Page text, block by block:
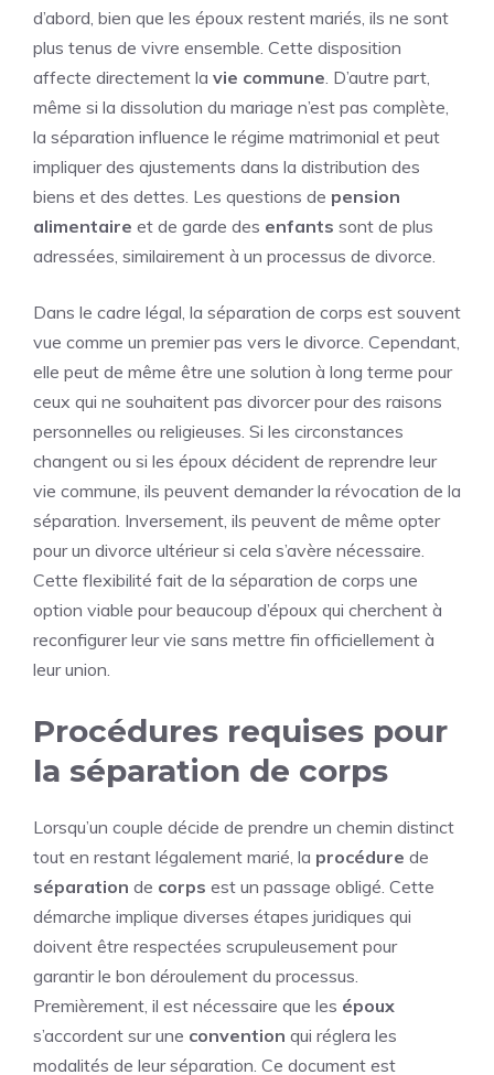
d’abord, bien que les époux restent mariés, ils ne sont
plus tenus de vivre ensemble. Cette disposition
affecte directement la vie commune. D’autre part,
même si la dissolution du mariage n’est pas complète,
la séparation influence le régime matrimonial et peut
impliquer des ajustements dans la distribution des
biens et des dettes. Les questions de pension
alimentaire et de garde des enfants sont de plus
adressées, similairement à un processus de divorce.
Dans le cadre légal, la séparation de corps est souvent
vue comme un premier pas vers le divorce. Cependant,
elle peut de même être une solution à long terme pour
ceux qui ne souhaitent pas divorcer pour des raisons
personnelles ou religieuses. Si les circonstances
changent ou si les époux décident de reprendre leur
vie commune, ils peuvent demander la révocation de la
séparation. Inversement, ils peuvent de même opter
pour un divorce ultérieur si cela s’avère nécessaire.
Cette flexibilité fait de la séparation de corps une
option viable pour beaucoup d’époux qui cherchent à
reconfigurer leur vie sans mettre fin officiellement à
leur union.
Procédures requises pour
la séparation de corps
Lorsqu’un couple décide de prendre un chemin distinct
tout en restant légalement marié, la procédure de
séparation de corps est un passage obligé. Cette
démarche implique diverses étapes juridiques qui
doivent être respectées scrupuleusement pour
garantir le bon déroulement du processus.
Premièrement, il est nécessaire que les époux
s’accordent sur une convention qui réglera les
modalités de leur séparation. Ce document est